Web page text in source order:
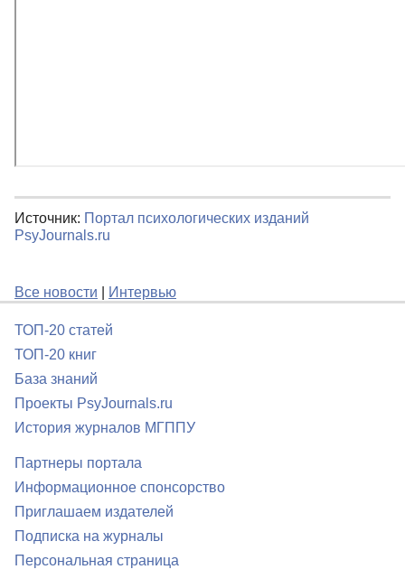
Источник: Портал психологических изданий
PsyJournals.ru
Все новости Интервью
ТОП-20 статей
ТОП-20 книг
База знаний
Проекты PsyJournals.ru
История журналов МГППУ
Партнеры портала
Информационное спонсорство
Приглашаем издателей
Подписка на журналы
Персональная страница